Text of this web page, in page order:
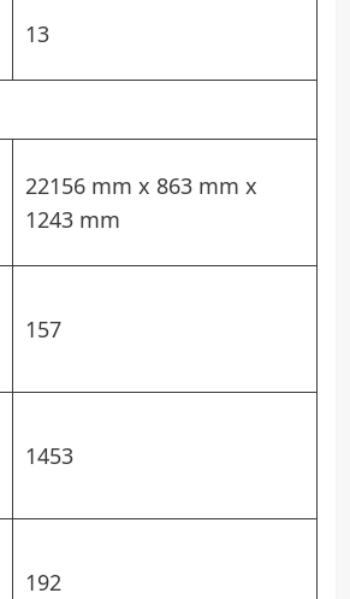
13
22156 mm x 863 mm x
1243 mm
157
1453
192